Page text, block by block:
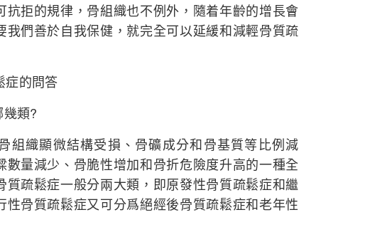
拒的規律，骨組織也不例外，隨着年齡的增長會
我們善於自我保健，就完全可以延緩和減輕骨質疏
的問答
類?
織顯微結構受損、骨礦成分和骨基質等比例減
數量減少、骨脆性增加和骨折危險度升高的一種全
質疏鬆症一般分兩大類，即原發性骨質疏鬆症和繼
性骨質疏鬆症又可分爲絕經後骨質疏鬆症和老年性